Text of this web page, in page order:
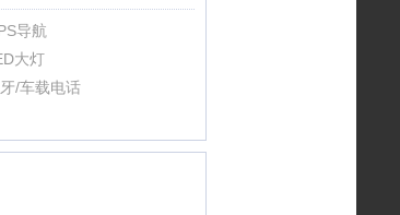
导航
大灯
/车载电话